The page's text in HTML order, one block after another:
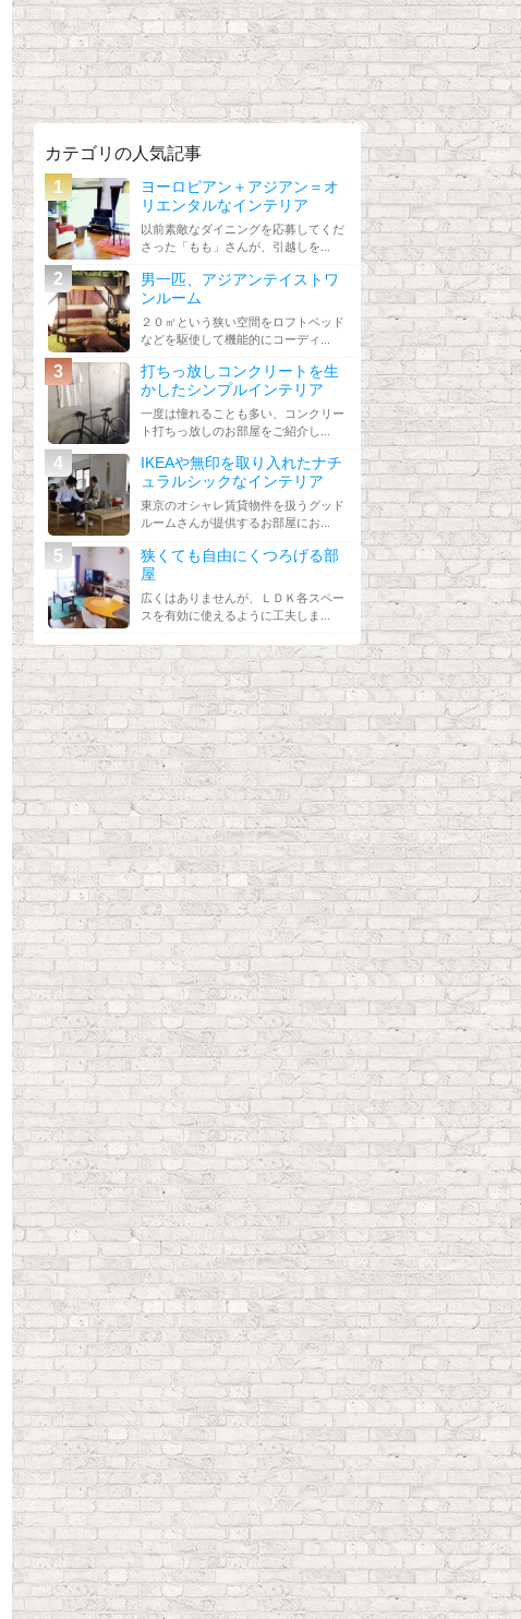
カテゴリの人気記事
ヨーロピアン＋アジアン＝オ
リエンタルなインテリア
以前素敵なダイニングを応募してくだ
さった「もも」さんが、引越しを...
男一匹、アジアンテイストワ
ンルーム
２０㎡という狭い空間をロフトベッド
などを駆使して機能的にコーディ...
打ちっ放しコンクリートを生
かしたシンプルインテリア
一度は憧れることも多い、コンクリー
ト打ちっ放しのお部屋をご紹介し...
IKEAや無印を取り入れたナチ
ュラルシックなインテリア
東京のオシャレ賃貸物件を扱うグッド
ルームさんが提供するお部屋にお...
狭くても自由にくつろげる部
屋
広くはありませんが、ＬＤＫ各スペー
スを有効に使えるように工夫しま...